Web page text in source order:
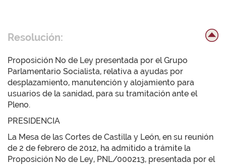
Resolución:
Proposición No de Ley presentada por el Grupo
Parlamentario Socialista, relativa a ayudas por
desplazamiento, manutención y alojamiento para
usuarios de la sanidad, para su tramitación ante el
Pleno.
PRESIDENCIA
La Mesa de las Cortes de Castilla y León, en su reunión
de 2 de febrero de 2012, ha admitido a trámite la
Proposición No de Ley, PNL/000213, presentada por el